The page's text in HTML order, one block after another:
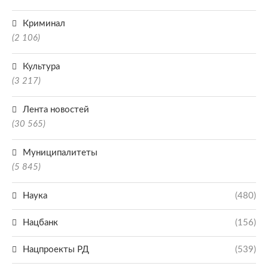
Криминал
(2 106)
Культура
(3 217)
Лента новостей
(30 565)
Муниципалитеты
(5 845)
Наука (480)
Нацбанк (156)
Нацпроекты РД (539)